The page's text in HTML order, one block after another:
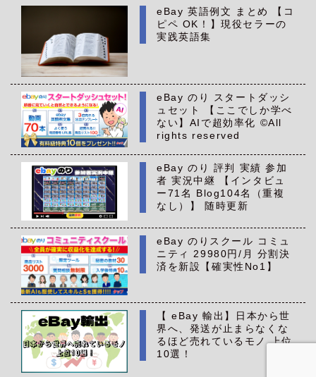
eBay 英語例文 まとめ 【コ
ピペ OK！】現役セラーの
実践英語集
eBay のり スタートダッシ
ュセット 【ここでしか学べ
ない】AIで超効率化 ©All
rights reserved
eBay のり 評判 実績 参加
者 実況中継 【インタビュ
ー71名 Blog104名（重複
なし）】 随時更新
eBay のりスクール コミュ
ニティ 29980円/月 分割決
済を新設【確実性No1】
【 eBay 輸出】日本から世
界へ、発送が止まらなくな
るほど売れているモノ 上位
10選！